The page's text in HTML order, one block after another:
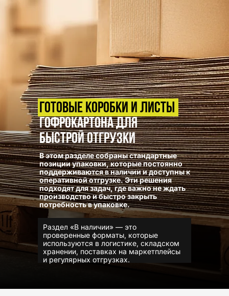
Раздел «В наличии» — это
проверенные форматы, которые
используются в логистике, складском
хранении, поставках на маркетплейсы
и регулярных отгрузках.
В этом разделе собраны стандартные
позиции упаковки, которые постоянно
поддерживаются в наличии и доступны к
оперативной отгрузке. Эти решения
подходят для задач, где важно не ждать
производство и быстро закрыть
потребность в упаковке.
Готовые коробки и листы
гофрокартона для
быстрой отгрузки